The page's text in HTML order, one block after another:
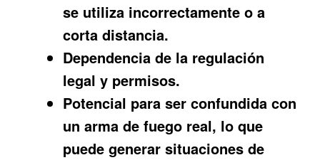
se utiliza incorrectamente o a
corta distancia.
Dependencia de la regulación
legal y permisos.
Potencial para ser confundida con
un arma de fuego real, lo que
puede generar situaciones de